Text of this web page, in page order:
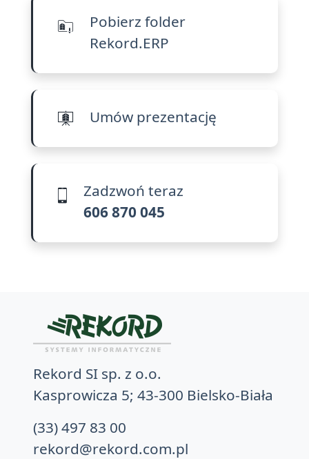
Pobierz folder
Rekord.ERP
Umów prezentację
Zadzwoń teraz
606 870 045
Rekord SI sp. z o.o.
Kasprowicza 5; 43-300 Bielsko-Biała
(33) 497 83 00
rekord@rekord.com.pl